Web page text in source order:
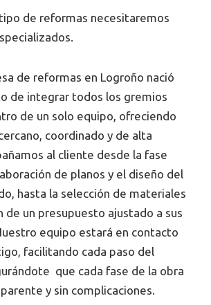
de reformas necesitaremos
de reformas en Logroño nació
de integrar todos los gremios
de un solo equipo, ofreciendo
coordinado y de alta
al cliente desde la fase
de planos y el diseño del
hasta la selección de materiales
de un presupuesto ajustado a sus
equipo estará en contacto
facilitando cada paso del
que cada fase de la obra
y sin complicaciones.